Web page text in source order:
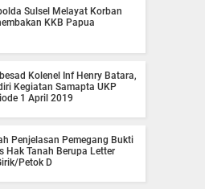
Sulsel Melayat Korban
KKB Papua
Kolenel Inf Henry Batara,
Kegiatan Samapta UKP
1 April 2019
Penjelasan Pemegang Bukti
Hak Tanah Berupa Letter
Petok D